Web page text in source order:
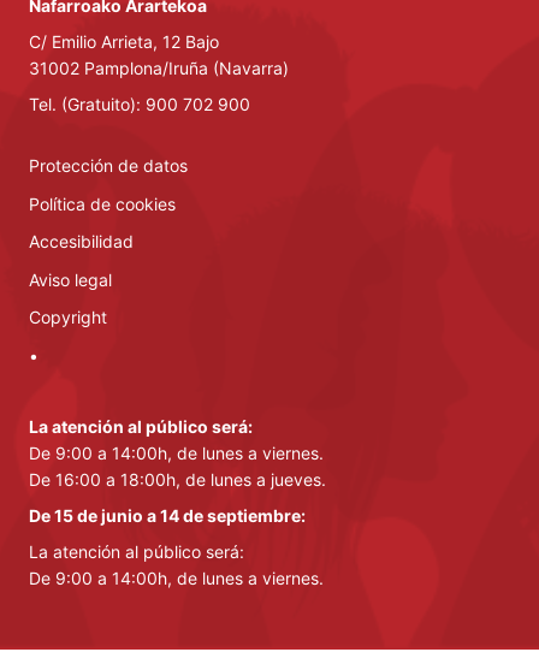
Nafarroako Arartekoa
C/ Emilio Arrieta, 12 Bajo
31002 Pamplona/Iruña (Navarra)
Tel. (Gratuito): 900 702 900
Protección de datos
Política de cookies
Accesibilidad
Aviso legal
Copyright
•
La atención al público será:
De 9:00 a 14:00h, de lunes a viernes.
De 16:00 a 18:00h, de lunes a jueves.
De 15 de junio a 14 de septiembre:
La atención al público será:
De 9:00 a 14:00h, de lunes a viernes.